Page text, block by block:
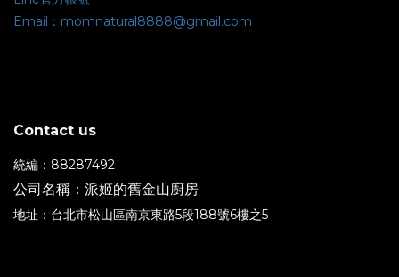
Email：momnatural8888@gmail.com
Contact us
統編：88287492
公司名稱：派姬的舊金山廚房
地址：台北市松山區南京東路5段188號6樓之5